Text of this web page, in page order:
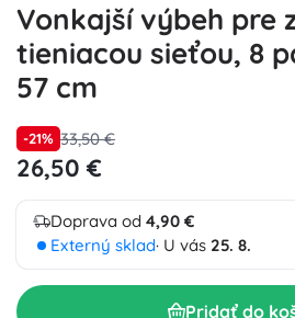
Vonkajší výbeh pre
tieniacou sieťou, 8
57 cm
-21% 33,50 €
26,50 €
Doprava od 4,90 €
Externý sklad· U vás 25. 8.
Pridať do